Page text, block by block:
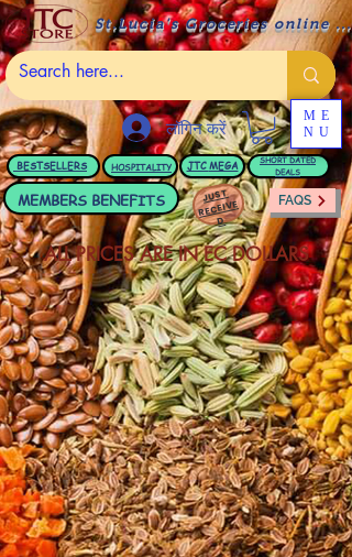
St.Lucia's Groceries online ....
लॉगिन करें
FAQS
HOSPITALITY JTCMEGA
JUST
RECEIVE
D
BESTSELLERS
SHORT DATED
DEALS
MEMBERS BENEFITS
ALL PRICES ARE IN EC DOLLARS
ME
NU